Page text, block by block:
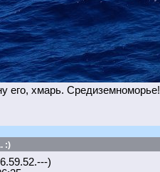
его, хмарь. Средиземноморье!
:)
)